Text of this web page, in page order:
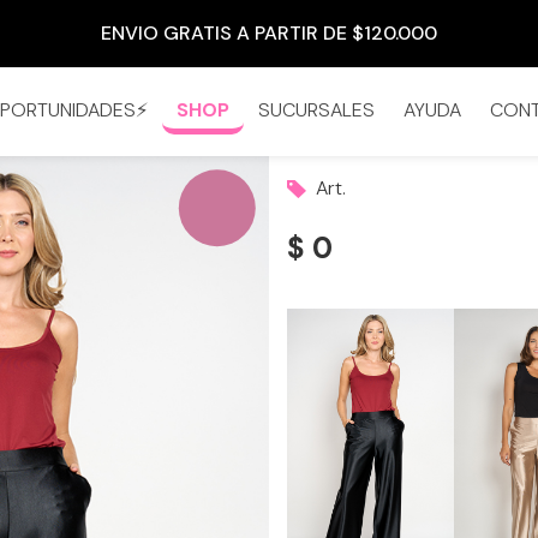
ENVIO GRATIS A PARTIR DE $120.000
SHOP SUCURSALES AYUDA
Art.
$ 0